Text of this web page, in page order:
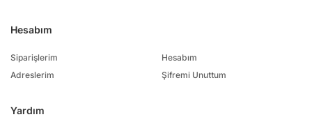
Hesabım
Siparişlerim
Adreslerim
Hesabım
Şifremi Unuttum
Yardım